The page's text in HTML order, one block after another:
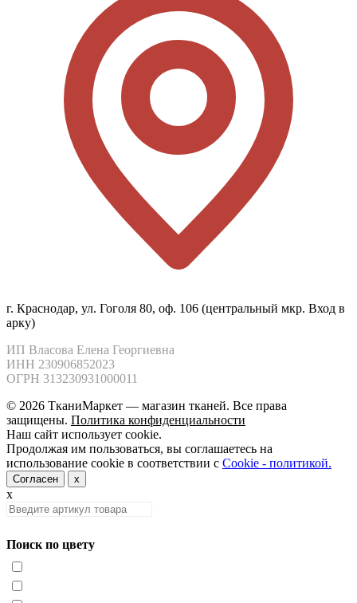
г. Краснодар, ул. Гоголя 80, оф. 106 (центральный мкр. Вход в
арку)
ИП Власова Елена Георгиевна
ИНН 230906852023
ОГРН 313230931000011
© 2026 ТканиМаркет — магазин тканей. Все права
защищены. Политика конфиденциальности
Наш сайт использует cookie.
Продолжая им пользоваться, вы соглашаетесь на
использование cookie в соответствии с Cookie - политикой.
Согласен x
x
Поиск по цвету